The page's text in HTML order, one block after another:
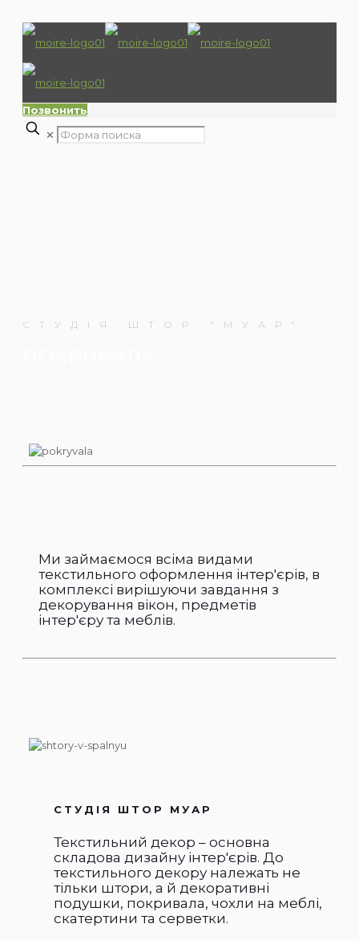
Позвонить
✕
СТУДІЯ ШТОР "МУАР"
Ми займаємося всіма видами
текстильного оформлення інтер'єрів, в
комплексі вирішуючи завдання з
декорування вікон, предметів
інтер'єру та меблів.
СТУДІЯ ШТОР МУАР
Текстильний декор – основна
складова дизайну інтер'єрів. До
текстильного декору належать не
тільки штори, а й декоративні
подушки, покривала, чохли на меблі,
скатертини та серветки.